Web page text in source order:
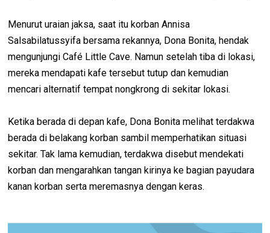
Menurut uraian jaksa, saat itu korban Annisa
Salsabilatussyifa bersama rekannya, Dona Bonita, hendak
mengunjungi Café Little Cave. Namun setelah tiba di lokasi,
mereka mendapati kafe tersebut tutup dan kemudian
mencari alternatif tempat nongkrong di sekitar lokasi.
Ketika berada di depan kafe, Dona Bonita melihat terdakwa
berada di belakang korban sambil memperhatikan situasi
sekitar. Tak lama kemudian, terdakwa disebut mendekati
korban dan mengarahkan tangan kirinya ke bagian payudara
kanan korban serta meremasnya dengan keras.